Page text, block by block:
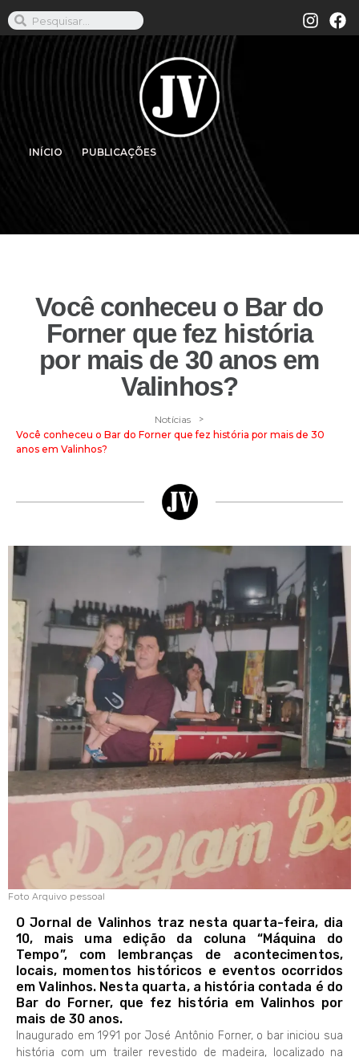
INÍCIO PUBLICAÇÕES
Você conheceu o Bar do
Forner que fez história
por mais de 30 anos em
Valinhos?
Notícias >
Você conheceu o Bar do Forner que fez história por mais de 30
anos em Valinhos?
Foto Arquivo pessoal
O Jornal de Valinhos traz nesta quarta-feira, dia
10, mais uma edição da coluna “Máquina do
Tempo”, com lembranças de acontecimentos,
locais, momentos históricos e eventos ocorridos
em Valinhos. Nesta quarta, a história contada é do
Bar do Forner, que fez história em Valinhos por
mais de 30 anos.
Inaugurado em 1991 por José Antônio Forner, o bar iniciou sua
história com um trailer revestido de madeira, localizado na